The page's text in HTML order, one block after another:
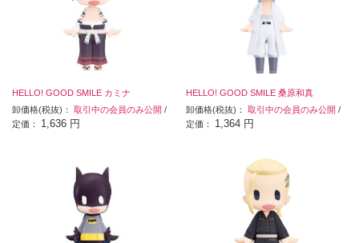
HELLO! GOOD SMILE カミナ
卸価格(税抜)： 取引中の会員のみ公開 /
定価： 1,636 円
HELLO! GOOD SMILE 桑原和真
卸価格(税抜)：取引中の会員のみ公開 /
定価： 1,364 円